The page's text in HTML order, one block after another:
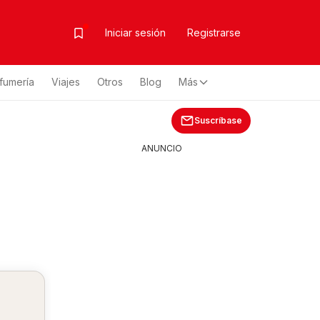
Iniciar sesión Registrarse
Viajes Otros Blog Más
Suscríbase
ANUNCIO